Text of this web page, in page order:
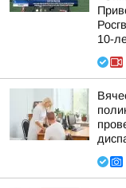
10-